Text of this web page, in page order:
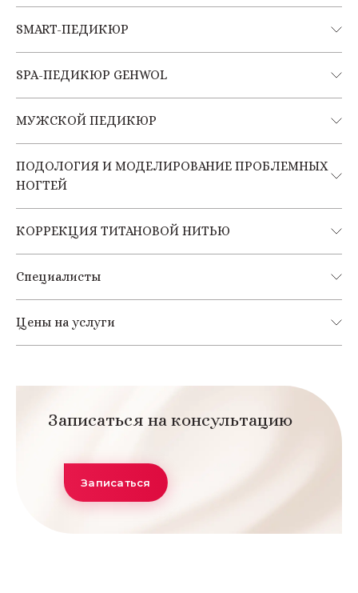
SMART-ПЕДИКЮР
SPA-ПЕДИКЮР GEHWOL
МУЖСКОЙ ПЕДИКЮР
ПОДОЛОГИЯ И МОДЕЛИРОВАНИЕ ПРОБЛЕМНЫХ
НОГТЕЙ
КОРРЕКЦИЯ ТИТАНОВОЙ НИТЬЮ
Специалисты
Цены на услуги
Записаться на консультацию
Записаться